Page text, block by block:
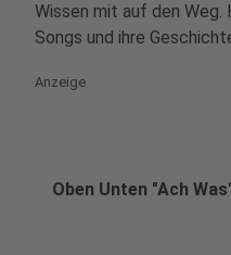
Wissen mit auf den
Songs und ihre
Anzeige
Oben Unten "Ach